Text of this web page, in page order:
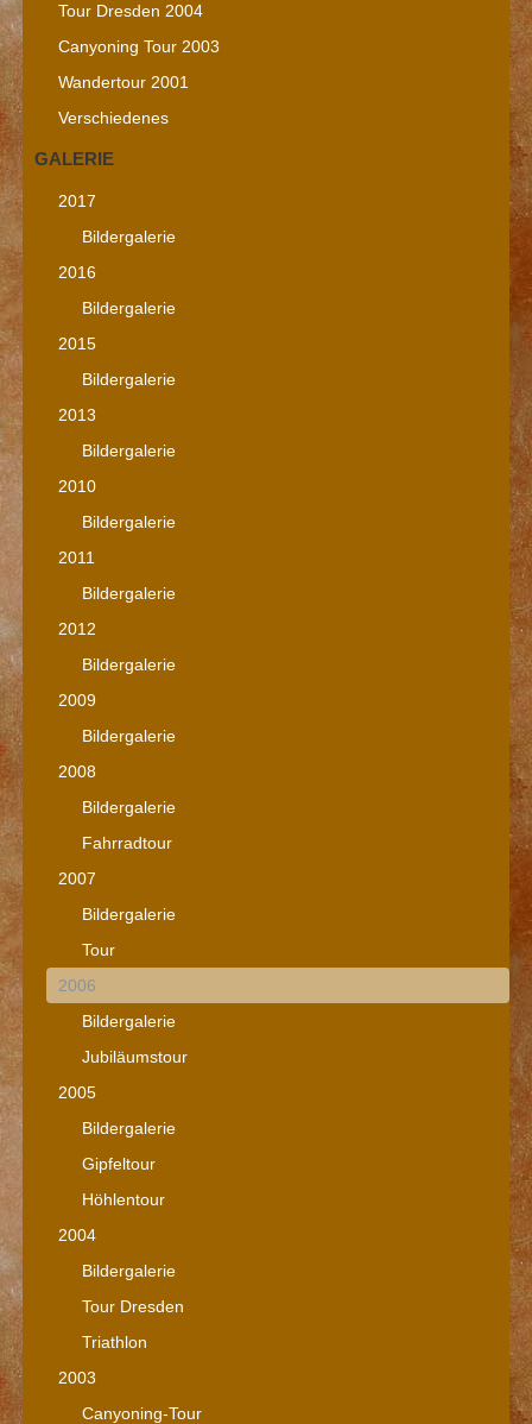
Tour Dresden 2004
Canyoning Tour 2003
Wandertour 2001
Verschiedenes
GALERIE
2017
Bildergalerie
2016
Bildergalerie
2015
Bildergalerie
2013
Bildergalerie
2010
Bildergalerie
2011
Bildergalerie
2012
Bildergalerie
2009
Bildergalerie
2008
Bildergalerie
Fahrradtour
2007
Bildergalerie
Tour
2006
Bildergalerie
Jubiläumstour
2005
Bildergalerie
Gipfeltour
Höhlentour
2004
Bildergalerie
Tour Dresden
Triathlon
2003
Canyoning-Tour